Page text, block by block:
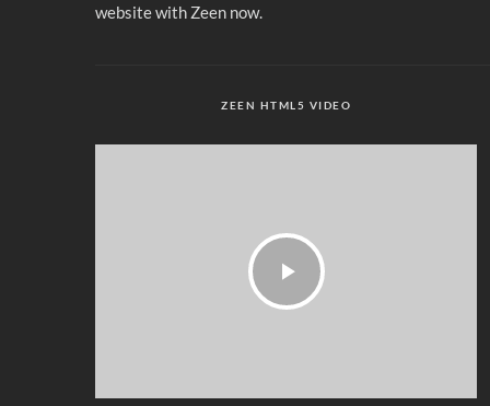
website with Zeen now.
ZEEN HTML5 VIDEO